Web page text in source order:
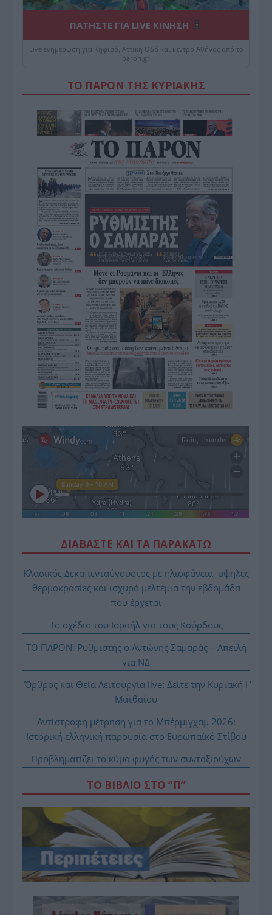
ΠΑΤΗΣΤΕ ΓΙΑ LIVE ΚΙΝΗΣΗ
Live ενημέρωση για Κηφισό, Αττική Οδό και κέντρο Αθήνας από το
paron.gr
ΤΟ ΠΑΡΟΝ ΤΗΣ ΚΥΡΙΑΚΗΣ
ΔΙΑΒΑΣΤΕ ΚΑΙ ΤΑ ΠΑΡΑΚΑΤΩ
Κλασικός Δεκαπενταύγουστος με ηλιοφάνεια, υψηλές
θερμοκρασίες και ισχυρά μελτέμια την εβδομάδα
που έρχεται
Το σχέδιο του Ισραήλ για τους Κούρδους
ΤΟ ΠΑΡΟΝ: Ρυθμιστής ο Αντώνης Σαμαράς – Απειλή
για ΝΔ
Όρθρος και Θεία Λειτουργία live: Δείτε την Κυριακή Ι΄
Ματθαίου
Αντίστροφη μέτρηση για το Μπέρμιγχαμ 2026:
Ιστορική ελληνική παρουσία στο Ευρωπαϊκό Στίβου
Προβληματίζει το κύμα φυγής των συνταξιούχων
ΤΟ ΒΙΒΛΙΟ ΣΤΟ “Π”